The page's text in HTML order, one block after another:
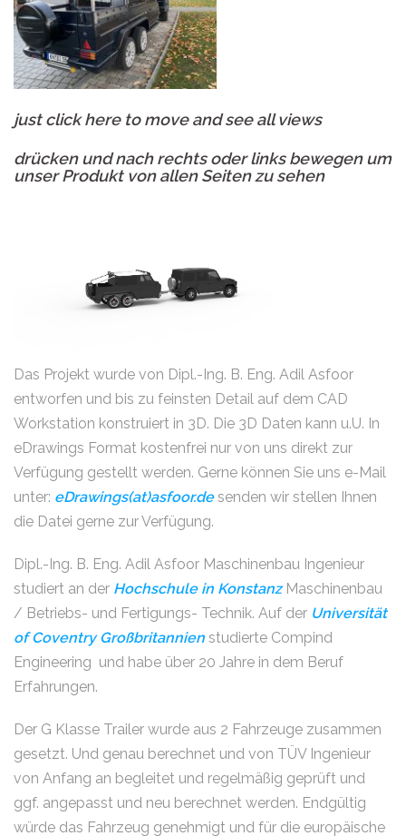
just click here to move and see all views
drücken und nach rechts oder links bewegen um
unser Produkt von allen Seiten zu sehen
Das Projekt wurde von Dipl.-Ing. B. Eng. Adil Asfoor
entworfen und bis zu feinsten Detail auf dem CAD
Workstation konstruiert in 3D. Die 3D Daten kann u.U. In
eDrawings Format kostenfrei nur von uns direkt zur
Verfügung gestellt werden. Gerne können Sie uns e-Mail
unter: eDrawings(at)asfoor.desenden wir stellen Ihnen
die Datei gerne zur Verfügung.
Dipl.-Ing. B. Eng. Adil Asfoor Maschinenbau Ingenieur
studiert an der Hochschule in KonstanzMaschinenbau
/ Betriebs- und Fertigungs- Technik. Auf der Universität
of Coventry Großbritannien studierte Compind
Engineering und habe über 20 Jahre in dem Beruf
Erfahrungen.
Der G Klasse Trailer wurde aus 2 Fahrzeuge zusammen
gesetzt. Und genau berechnet und von TÜV Ingenieur
von Anfang an begleitet und regelmäßig geprüft und
ggf. angepasst und neu berechnet werden. Endgültig
würde das Fahrzeug genehmigt und für die europäische